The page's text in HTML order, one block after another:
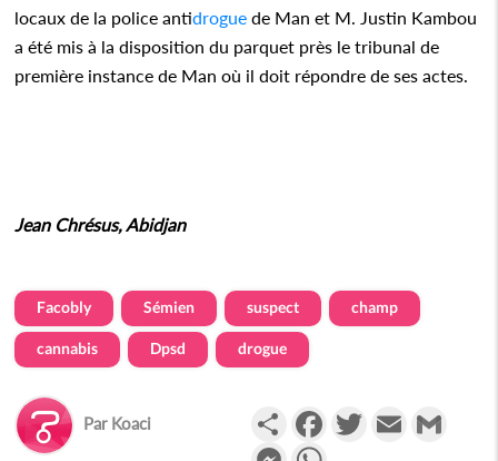
locaux de la police antidrogue de Man et M. Justin Kambou
a été mis à la disposition du parquet près le tribunal de
première instance de Man où il doit répondre de ses actes.
Jean Chrésus, Abidjan
Facobly Sémien suspect champ
cannabis Dpsd drogue
Par Koaci PartagerFacebookTwitterEmail
Messenger